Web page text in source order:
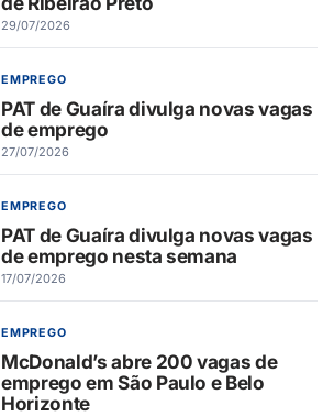
29/07/2026
EMPREGO
PAT de Guaíra divulga novas vagas
de emprego
27/07/2026
EMPREGO
PAT de Guaíra divulga novas vagas
de emprego nesta semana
17/07/2026
EMPREGO
McDonald’s abre 200 vagas de
emprego em São Paulo e Belo
Horizonte